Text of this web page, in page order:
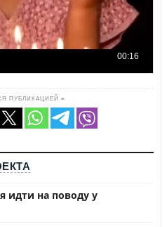
ПУБЛИКАЦИЕЙ ≡
идти на поводу у